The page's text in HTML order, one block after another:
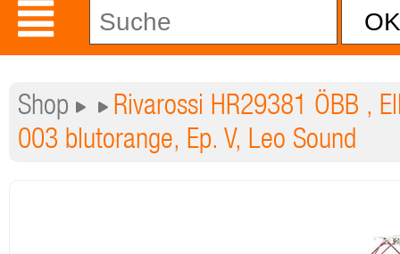
Shop
Rivarossi HR29381 ÖBB ,
003 blutorange, Ep. V, Leo Sound